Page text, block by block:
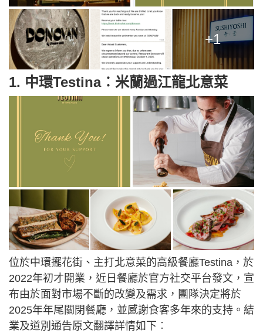
+1
1. 中環Testina︰米蘭過江龍北意菜
位於中環擺花街、主打北意菜的高級餐廳Testina，於
2022年初才開業，近日餐廳於官方社交平台發文，宣
布由於面對市場不斷的改變及需求，團隊決定將於
2025年年尾關閉餐廳，並感謝食客多年來的支持。結
業及道別通告原文翻譯詳情如下︰